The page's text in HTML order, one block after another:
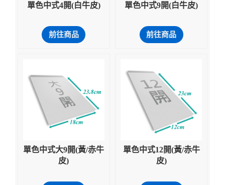
單色中式4開(白牛皮)
前往商品
單色中式9開(白牛皮)
前往商品
單色中式大9開(黃/赤牛
皮)
單色中式12開(黃/赤牛
皮)